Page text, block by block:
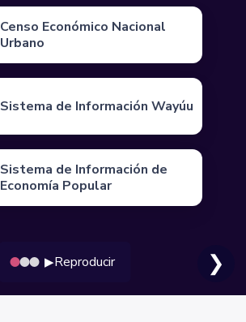
Censo Económico Nacional
Urbano
Sistema de Información Wayúu
Sistema de Información de
Economía Popular
▶Reproducir ❯